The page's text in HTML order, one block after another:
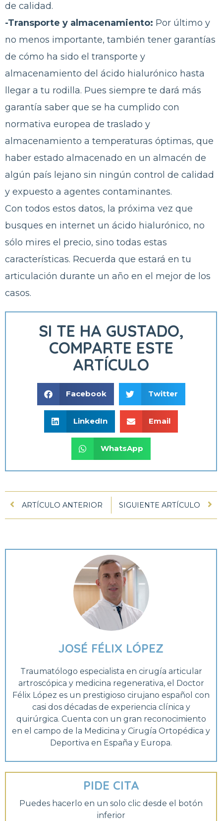
de calidad.
-Transporte y almacenamiento: Por último y
no menos importante, también tener garantías
de cómo ha sido el transporte y
almacenamiento del ácido hialurónico hasta
llegar a tu rodilla. Pues siempre te dará más
garantía saber que se ha cumplido con
normativa europea de traslado y
almacenamiento a temperaturas óptimas, que
haber estado almacenado en un almacén de
algún país lejano sin ningún control de calidad
y expuesto a agentes contaminantes.
Con todos estos datos, la próxima vez que
busques en internet un ácido hialurónico, no
sólo mires el precio, sino todas estas
características. Recuerda que estará en tu
articulación durante un año en el mejor de los
casos.
SI TE HA GUSTADO,
COMPARTE ESTE
ARTÍCULO
Facebook Twitter
LinkedIn Email
WhatsApp
ARTÍCULO ANTERIOR SIGUIENTE ARTÍCULO
JOSÉ FÉLIX LÓPEZ
Traumatólogo especialista en cirugía articular
artroscópica y medicina regenerativa, el Doctor
Félix López es un prestigioso cirujano español con
casi dos décadas de experiencia clínica y
quirúrgica. Cuenta con un gran reconocimiento
en el campo de la Medicina y Cirugía Ortopédica y
Deportiva en España y Europa.
PIDE CITA
Puedes hacerlo en un solo clic desde el botón
inferior